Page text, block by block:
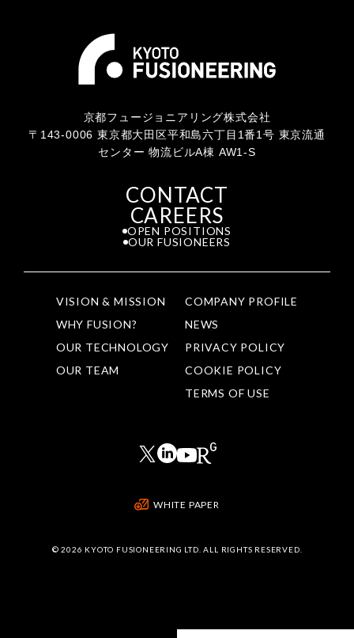
京都フュージョニアリング株式会社
〒143-0006 東京都大田区平和島六丁目1番1号 東京流通
センター 物流ビルA棟 AW1-S
CONTACT
CAREERS
OPEN POSITIONS
OUR FUSIONEERS
VISION & MISSION
WHY FUSION?
OUR TECHNOLOGY
OUR TEAM
COMPANY PROFILE
NEWS
PRIVACY POLICY
COOKIE POLICY
TERMS OF USE
WHITE PAPER
©2026 KYOTO FUSIONEERING LTD. ALL RIGHTS RESERVED.